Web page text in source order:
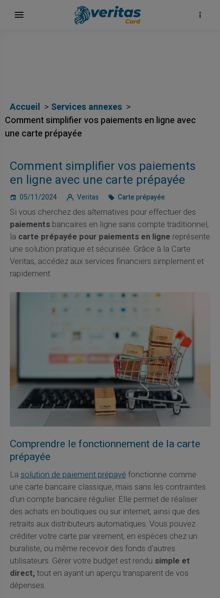
Accueil
Services annexes
Comment simplifier vos paiements en ligne avec
une carte prépayée
Comment simplifier vos paiements
en ligne avec une carte prépayée
05/11/2024 Veritas Carte prépayée
Si vous cherchez des alternatives pour effectuer des
paiementsbancaires en ligne sans compte traditionnel,
la carte prépayée pour paiements en ligne représente
une solution pratique et sécurisée. Grâce à la Carte
Veritas, accédez aux services financiers simplement et
rapidement.
Comprendre le fonctionnement de la carte
prépayée
Lasolution de paiement prépayéfonctionne comme
une carte bancaire classique, mais sans les contraintes
d'un compte bancaire régulier. Elle permet de réaliser
des achats en boutiques ou sur internet, ainsi que des
retraits aux distributeurs automatiques. Vous pouvez
créditer votre carte par virement, en espèces chez un
buraliste, ou même recevoir des fonds d'autres
utilisateurs. Gérer votre budget est rendu simple et
direct,tout en ayant un aperçu transparent de vos
dépenses.